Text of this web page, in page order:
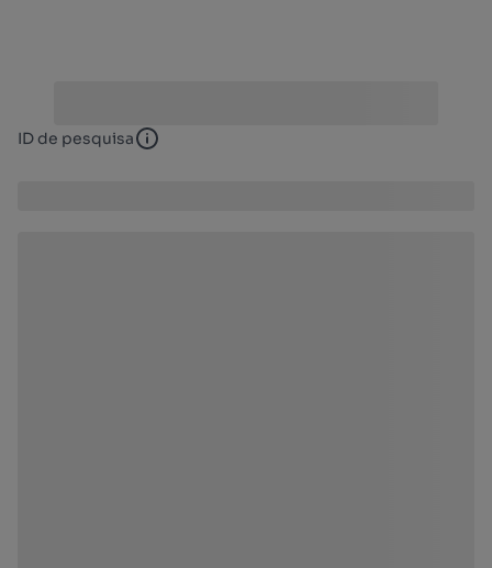
ID de pesquisa ID de pesquisa